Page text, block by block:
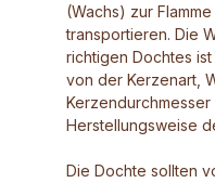
(Wachs) zur Flamme
transportieren. Die
richtigen Dochtes
von der Kerzenart,
Herstellungsweise
Die Dochte sollten